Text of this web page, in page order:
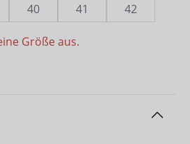
40 41 42
Größe aus.